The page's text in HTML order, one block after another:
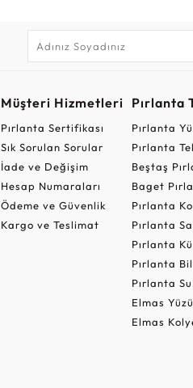
Müşteri Hizmetleri
Pırlanta Sertifikası
Sık Sorulan Sorular
İade ve Değişim
Hesap Numaraları
Ödeme ve Güvenlik
Kargo ve Teslimat
Pırlanta
Pırlanta
Pırlanta
Beştaş
Baget
Pırlanta
Pırlanta
Pırlanta
Pırlanta
Pırlanta
Elmas
Elmas